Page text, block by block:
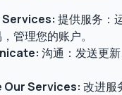
提供服务：
管理您的账户。
沟通：发送更
Our Services: 改进服